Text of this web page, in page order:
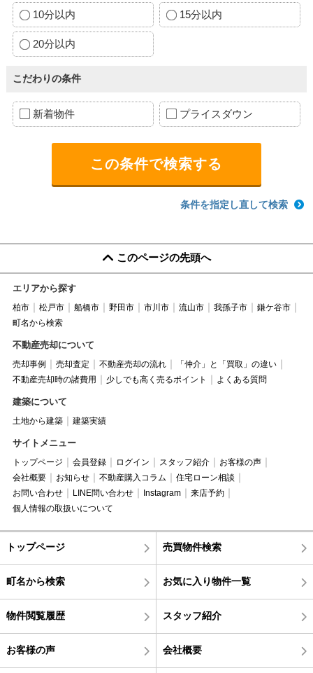
10分以内 15分以内
20分以内
こだわりの条件
新着物件 プライスダウン
条件を指定し直して検索
このページの先頭へ
エリアから探す
柏市 松戸市 船橋市 野田市 市川市 流山市 我孫子市
鎌ケ谷市
町名から検索
不動産売却について
売却事例 売却査定 不動産売却の流れ
「仲介」と「買取」の違い
不動産売却時の諸費用
少しでも高く売るポイント よくある質問
建築について
土地から建築 建築実績
サイトメニュー
トップページ 会員登録 ログイン スタッフ紹介
お客様の声
会社概要
お知らせ 不動産購入コラム
住宅ローン相談
お問い合わせ
LINE問い合わせ Instagram
来店予約
個人情報の取扱いについて
トップページ 売買物件検索
町名から検索 お気に入り物件一覧
物件閲覧履歴 スタッフ紹介
お客様の声 会社概要